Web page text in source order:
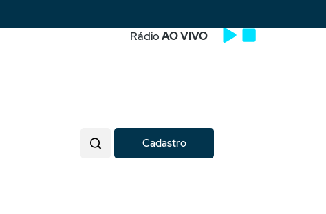
RádioAO VIVO
Cadastro